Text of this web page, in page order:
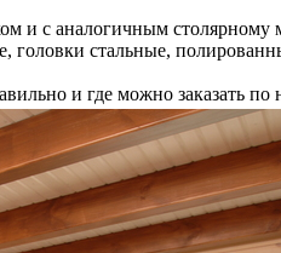
и с аналогичным столярному
стальные,
и где можно заказать по